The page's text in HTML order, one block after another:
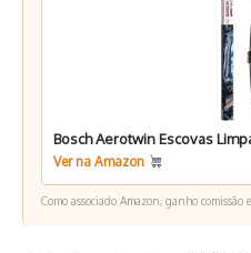
Bosch Aerotwin Escovas
Ver na Amazon
Como associado Amazon, ganho comissão